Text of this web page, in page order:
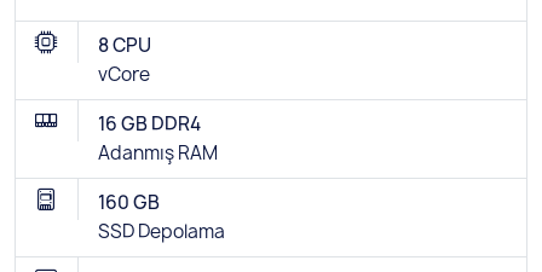
8 CPU
vCore
16 GB DDR4
Adanmış RAM
160 GB
SSD Depolama